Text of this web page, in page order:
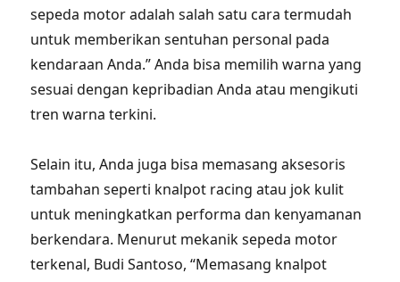
sepeda motor adalah salah satu cara termudah
untuk memberikan sentuhan personal pada
kendaraan Anda.” Anda bisa memilih warna yang
sesuai dengan kepribadian Anda atau mengikuti
tren warna terkini.
Selain itu, Anda juga bisa memasang aksesoris
tambahan seperti knalpot racing atau jok kulit
untuk meningkatkan performa dan kenyamanan
berkendara. Menurut mekanik sepeda motor
terkenal, Budi Santoso, “Memasang knalpot